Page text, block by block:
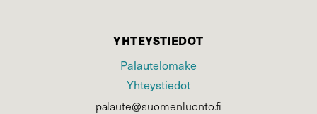
YHTEYSTIEDOT
Palautelomake
Yhteystiedot
palaute@suomenluonto.fi